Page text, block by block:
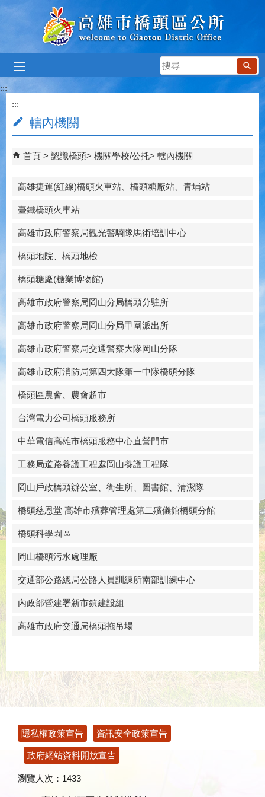
跳到主要內容區塊
搜
尋
:::
:::
轄內機關
首頁 認識橋頭 機關學校/公托 轄內機關
高雄捷運(紅線)橋頭火車站、橋頭糖廠站、青埔站
臺鐵橋頭火車站
高雄市政府警察局觀光警騎隊馬術培訓中心
橋頭地院、橋頭地檢
橋頭糖廠(糖業博物館)
高雄市政府警察局岡山分局橋頭分駐所
高雄市政府警察局岡山分局甲圍派出所
高雄市政府警察局交通警察大隊岡山分隊
高雄市政府消防局第四大隊第一中隊橋頭分隊
橋頭區農會、農會超市
台灣電力公司橋頭服務所
中華電信高雄市橋頭服務中心直營門市
工務局道路養護工程處岡山養護工程隊
岡山戶政橋頭辦公室、衛生所、圖書館、清潔隊
橋頭慈恩堂 高雄市殯葬管理處第二殯儀館橋頭分館
橋頭科學園區
岡山橋頭污水處理廠
交通部公路總局公路人員訓練所南部訓練中心
內政部營建署新市鎮建設組
高雄市政府交通局橋頭拖吊場
隱私權政策宣告
資訊安全政策宣告
政府網站資料開放宣告
瀏覽人次： 1433